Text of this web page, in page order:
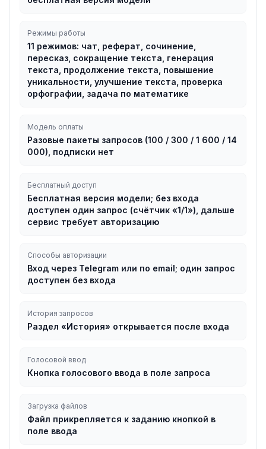
Режимы работы
11 режимов: чат, реферат, сочинение,
пересказ, сокращение текста, генерация
текста, продолжение текста, повышение
уникальности, улучшение текста, проверка
орфографии, задача по математике
Модель оплаты
Разовые пакеты запросов (100 / 300 / 1 600 / 14
000), подписки нет
Бесплатный доступ
Бесплатная версия модели; без входа
доступен один запрос (счётчик «1/1»), дальше
сервис требует авторизацию
Способы авторизации
Вход через Telegram или по email; один запрос
доступен без входа
История запросов
Раздел «История» открывается после входа
Голосовой ввод
Кнопка голосового ввода в поле запроса
Загрузка файлов
Файл прикрепляется к заданию кнопкой в
поле ввода